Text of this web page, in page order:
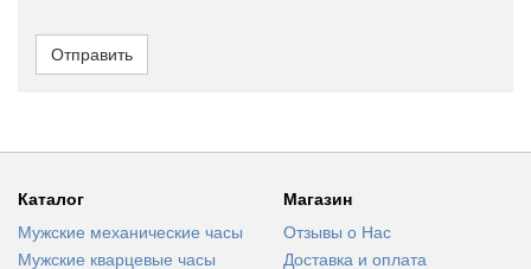
Отправить
Каталог
Мужские механические часы
Мужские кварцевые часы
Магазин
Отзывы о Нас
Доставка и оплата